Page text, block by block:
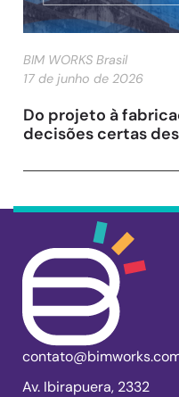
Do projeto à
decisões certas
BIM WORKS Brasil
17 de junho de 2026
Av. Ibirapuera, 2332